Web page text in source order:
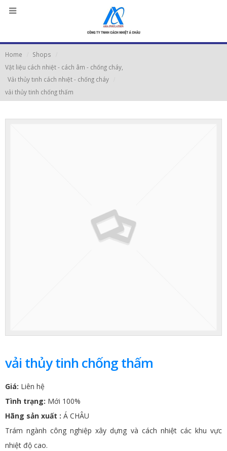
Home
Shops
Vật liệu cách nhiệt - cách âm - chống cháy
Vảı thủy tınh cách nhıệt - chống cháy
vải thủy tinh chống thấm
vải thủy tinh chống thấm
Giá: Liên hệ
Tình trạng: Mới 100%
Hãng sản xuất : Á CHÂU
Trám ngành công nghiệp xây dựng và cách nhiệt các khu vực
nhiệt độ cao.